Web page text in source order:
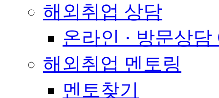
해외취업 상담
온라인 · 방문상담
해외취업 멘토링
멘토찾기